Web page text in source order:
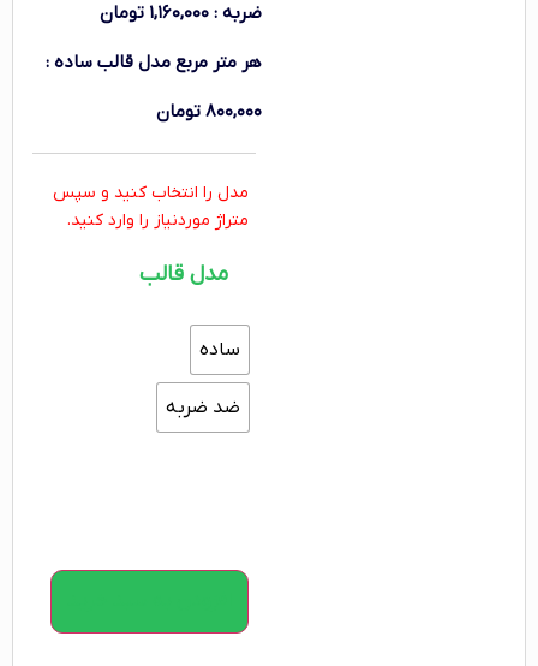
ضربه :۱,۱۶۰,۰۰۰ تومان
هر متر مربع مدل قالب ساده :
۸۰۰,۰۰۰ تومان
مدل را انتخاب کنید و سپس
متراژ موردنیاز را وارد کنید.
مدل قالب
ساده
ضد ضربه